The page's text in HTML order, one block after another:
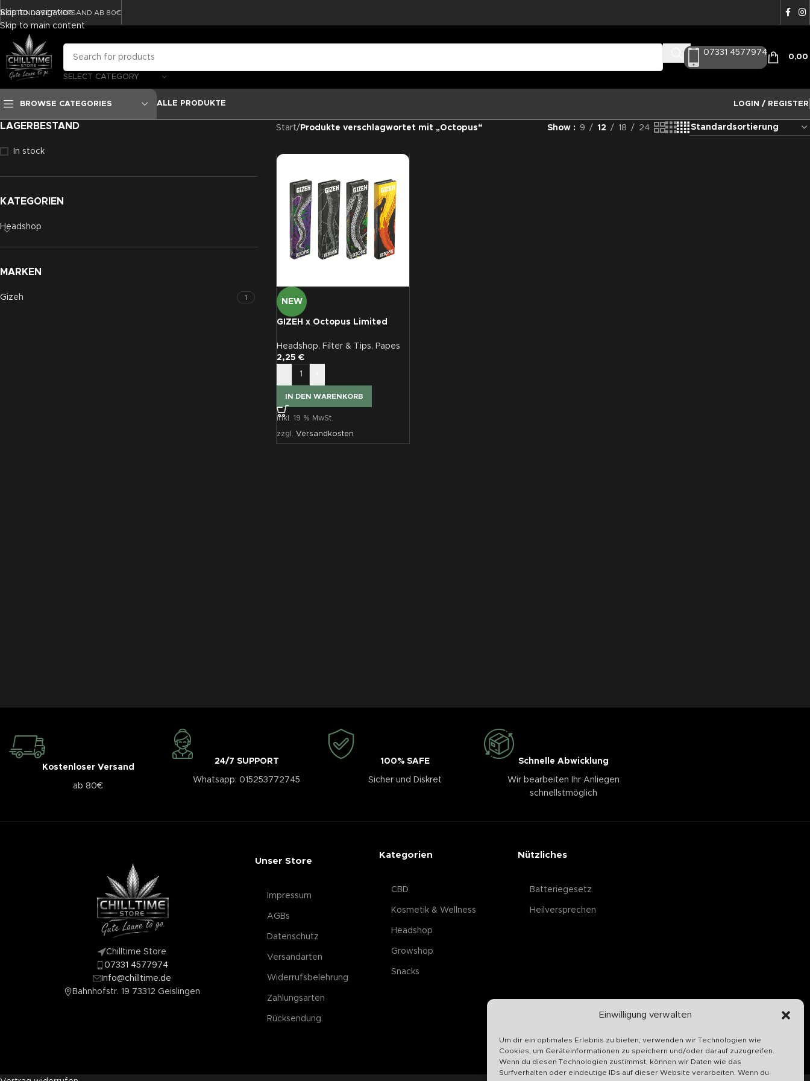
Einwilligung verwalten
Um dir ein optimales Erlebnis zu bieten, verwenden wir Technologien wie
Cookies, um Geräteinformationen zu speichern und/oder darauf zuzugreifen.
Wenn du diesen Technologien zustimmst, können wir Daten wie das
Surfverhalten oder eindeutige IDs auf dieser Website verarbeiten. Wenn du
Skip to navigation
Skip to main content
KOSTENLOSER VERSAND AB 80€
SELECT CATEGORY
07331 4577974
0,00
BROWSE CATEGORIES ALLE PRODUKTE LOGIN / REGISTER
LAGERBESTAND
In stock
KATEGORIEN
Headshop
MARKEN
Gizeh 1
Start/ Produkte verschlagwortet mit „Octopus“ Show 9 12 18 24
NEW
GIZEH x Octopus Limited
Headshop, Filter & Tips, Papes
2,25 €
IN DEN WARENKORB
inkl. 19 % MwSt.
zzgl. Versandkosten
Kostenloser Versand
ab 80€
24/7 SUPPORT
Whatsapp: 015253772745
100% SAFE
Sicher und Diskret
Schnelle Abwicklung
Wir bearbeiten Ihr Anliegen
schnellstmöglich
Chilltime Store
07331 4577974
Info@chilltime.de
Bahnhofstr. 19 73312 Geislingen
Unser Store
Impressum
AGBs
Datenschutz
Versandarten
Widerrufsbelehrung
Zahlungsarten
Rücksendung
Kategorien
CBD
Kosmetik & Wellness
Headshop
Growshop
Snacks
Nützliches
Batteriegesetz
Heilversprechen